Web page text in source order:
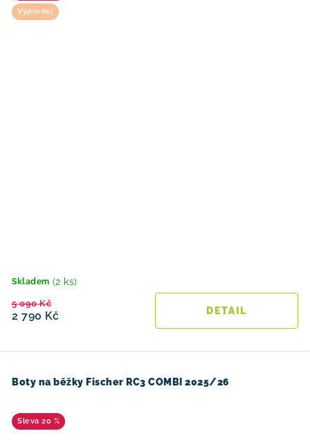
Výprodej
Skladem (2 ks)
2 790 Kč
5 090 Kč
Boty na běžky Fischer RC3 COMBI 2025/26
20 %